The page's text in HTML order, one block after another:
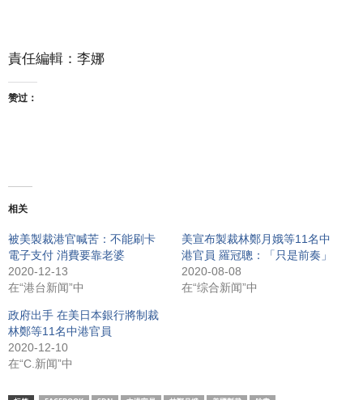
責任編輯：李娜
赞过：
相关
被美製裁港官喊苦：不能刷卡
電子支付 消費要靠老婆
2020-12-13
在“港台新闻”中
美宣布製裁林鄭月娥等11名中
港官員 羅冠聰：「只是前奏」
2020-08-08
在“综合新闻”中
政府出手 在美日本銀行將制裁
林鄭等11名中港官員
2020-12-10
在“C.新闻”中